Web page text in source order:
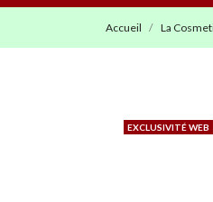
Accueil La
EXCLUSIVITÉ WEB